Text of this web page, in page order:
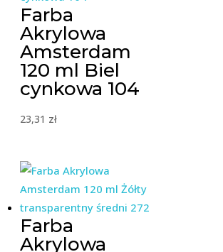
Farba
Akrylowa
Amsterdam
120 ml Biel
cynkowa 104
23,31 zł
Farba
Akrylowa